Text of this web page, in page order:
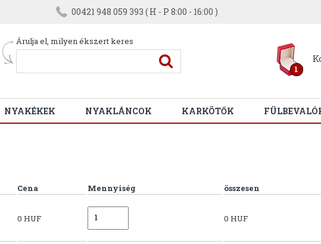
00421 948 059 393 ( H - P 8:00 - 16:00 )
Árulja el, milyen ékszert keres
1
NYAKÉKEK NYAKLÁNCOK KARKÖTŐK
Cena Mennyiség összesen
0 HUF 0 HUF